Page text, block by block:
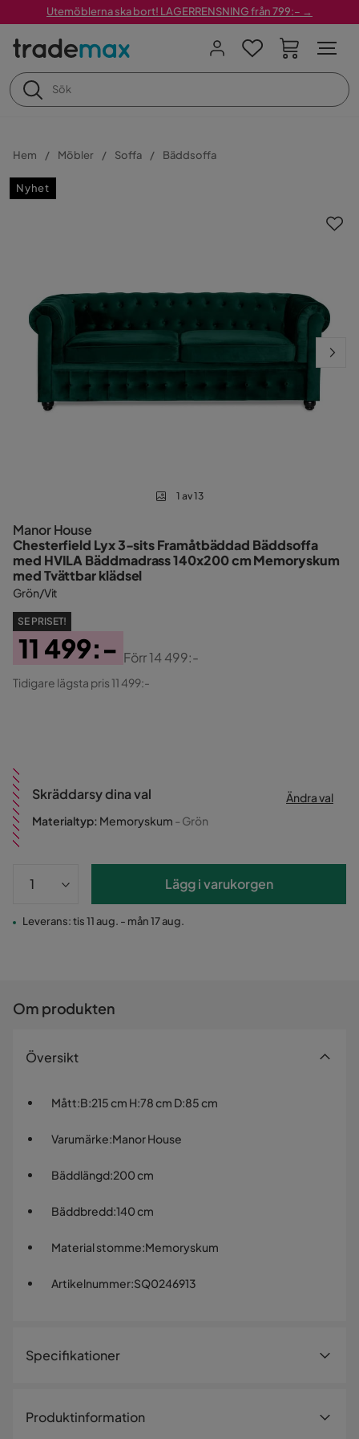
Utemöblerna ska bort! LAGERRENSNING från 799:– →
Hem Möbler Soffa Bäddsoffa
Nyhet
1 av 13
Manor House
Chesterfield Lyx 3-sits Framåtbäddad Bäddsoffa
med HVILA Bäddmadrass 140x200 cm Memoryskum
med Tvättbar klädsel
Grön/Vit
SE PRISET!
Pris
11 499:-
Original
Förr14 499:-
Tidigare lägsta pris 11 499:-
Skräddarsy dina val
Ändra val
Materialtyp: Memoryskum - Grön
Lägg i varukorgen
Leverans: tis 11 aug. - mån 17 aug.
Om produkten
Översikt
Mått:B:215 cm H:78 cm D:85 cm
Varumärke:Manor House
Bäddlängd:200 cm
Bäddbredd:140 cm
Material stomme:Memoryskum
Artikelnummer:SQ0246913
Specifikationer
Storlek
Produktinformation